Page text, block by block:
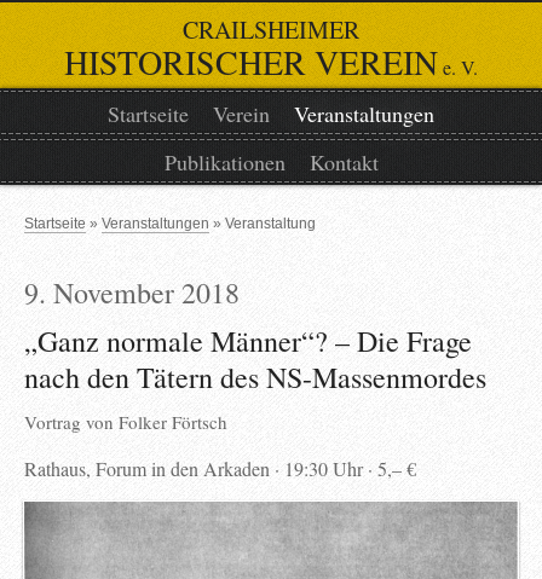
CRAILSHEIMER
HISTORISCHER VEREINe. V.
Startseite Verein
Veranstaltungen
Publikationen
Kontakt
Startseite Veranstaltungen Veranstaltung
9. November 2018
„Ganz normale Männer“? – Die Frage
nach den Tätern des NS-Massenmordes
Vortrag von Folker Förtsch
Rathaus, Forum in den Arkaden 19:30 Uhr 5,– €